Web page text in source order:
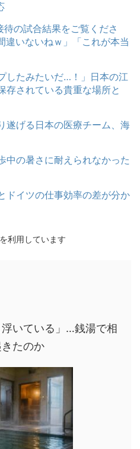
待の試合結果をご覧くださ
いないねｗ」「これが本当
したみたいだ…！」日本の江
存されている貴重な場所と
遂げる日本の医療チーム、海
中の暑さに耐えられなかった
ドイツの仕事効率の差が分か
利用しています
浮いている」…銭湯で相
たのか